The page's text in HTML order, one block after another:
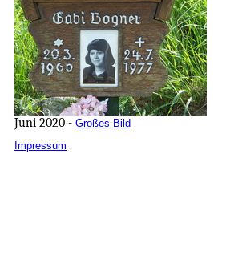
Juni 2020 - Großes Bild
Impressum